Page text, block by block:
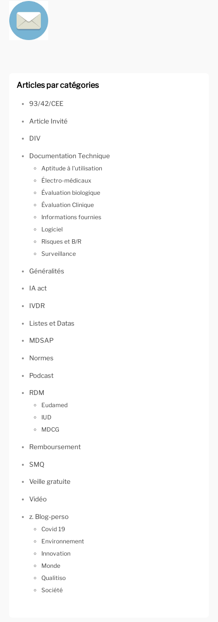
Articles par catégories
93/42/CEE
Article Invité
DIV
Documentation Technique
Aptitude à l'utilisation
Électro-médicaux
Évaluation biologique
Évaluation Clinique
Informations fournies
Logiciel
Risques et B/R
Surveillance
Généralités
IA act
IVDR
Listes et Datas
MDSAP
Normes
Podcast
RDM
Eudamed
IUD
MDCG
Remboursement
SMQ
Veille gratuite
Vidéo
z. Blog-perso
Covid 19
Environnement
Innovation
Monde
Qualitiso
Société